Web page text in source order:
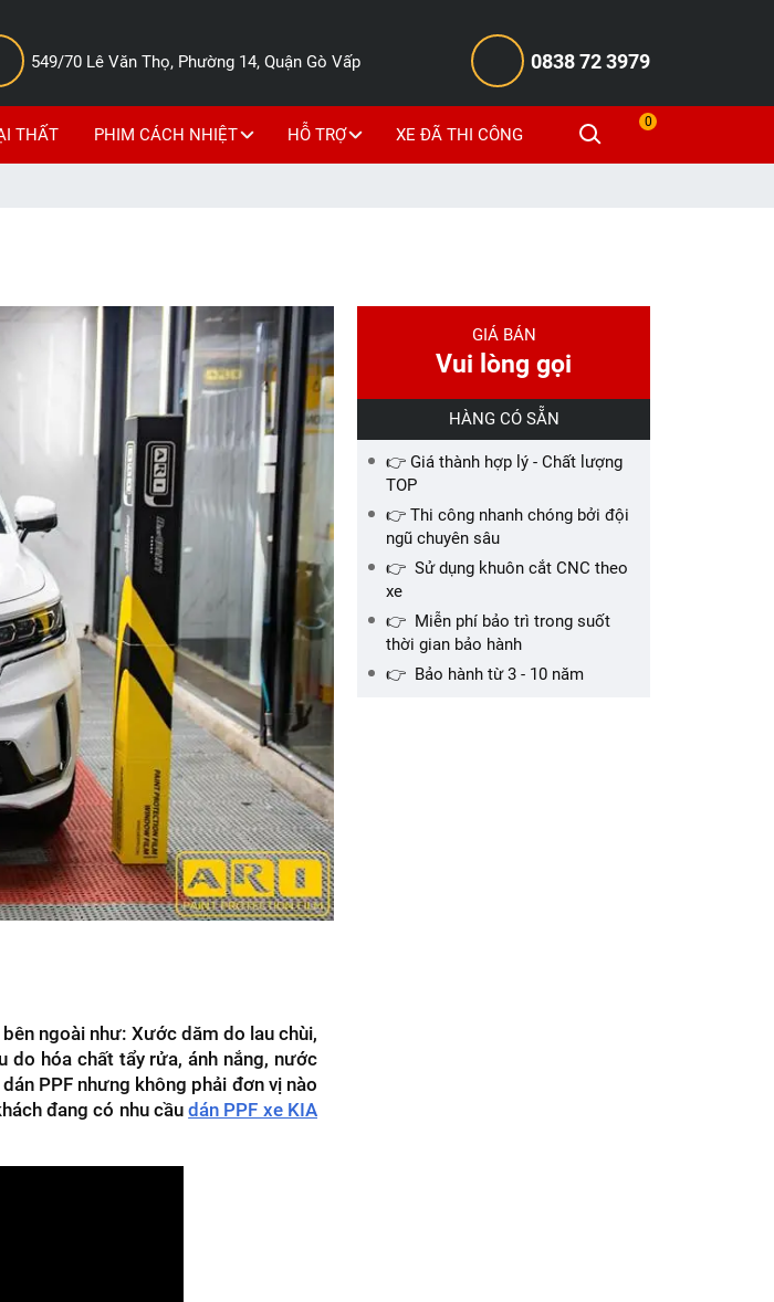
549/70 Lê Văn Thọ, Phường 14, Quận Gò Vấp 0838 72 3979
THẤT PHIM CÁCH NHIỆT HỖ TRỢ XE ĐÃ THI CÔNG
0
ngoài như: Xước dăm do lau chùi,
do hóa chất tẩy rửa, ánh nắng, nước
PPF nhưng không phải đơn vị nào
đang có nhu cầudán PPF xe KIA
GIÁ BÁN
Vui lòng gọi
HÀNG CÓ SẴN
👉 Giá thành hợp lý - Chất lượng
TOP
👉 Thi công nhanh chóng bởi đội
ngũ chuyên sâu
👉 Sử dụng khuôn cắt CNC theo
xe
👉 Miễn phí bảo trì trong suốt
thời gian bảo hành
👉 Bảo hành từ 3 - 10 năm